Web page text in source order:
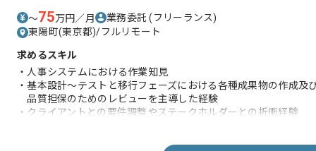
〜75万円／月 業務委託(フリーランス)
東陽町(東京都)/フルリモート
求めるスキル
・人事システムにおける作業知見
・基本設計～テストと移行フェーズにおける各種成果物の作成及
品質担保のためのレビューを主導した経験
・クライアントとの要件調整やステークホルダーとの折衝経験